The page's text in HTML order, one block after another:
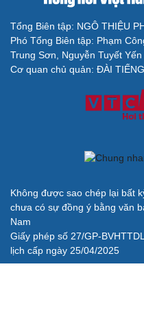
Cải chính
Tổng Biên tập: NGÔ THIỆU
Phó Tổng Biên tập: Phạm
Trung Sơn, Nguyễn Tuyết Yến
Cơ quan chủ quản: ĐÀI
Không được sao chép lại bất
chưa có sự đồng ý bằng văn
Nam
Giấy phép số 27/GP-
lịch cấp ngày 25/04/2025